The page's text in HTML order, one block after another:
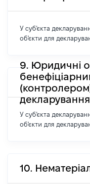
У суб'єкта
об'єкти для
9. Юридичні
У суб'єкта
об'єкти для
10.